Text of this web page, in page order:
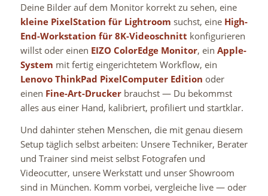
Deine Bilder auf dem Monitor korrekt zu sehen, eine
kleine PixelStation für Lightroom suchst, eine High-
End-Workstation für 8K-Videoschnitt konfigurieren
willst oder einen EIZO ColorEdge Monitor, ein Apple-
System mit fertig eingerichtetem Workflow, ein
Lenovo ThinkPad PixelComputer Edition oder
einen Fine-Art-Druckerbrauchst — Du bekommst
alles aus einer Hand, kalibriert, profiliert und startklar.
Und dahinter stehen Menschen, die mit genau diesem
Setup täglich selbst arbeiten: Unsere Techniker, Berater
und Trainer sind meist selbst Fotografen und
Videocutter, unsere Werkstatt und unser Showroom
sind in München. Komm vorbei, vergleiche live — oder